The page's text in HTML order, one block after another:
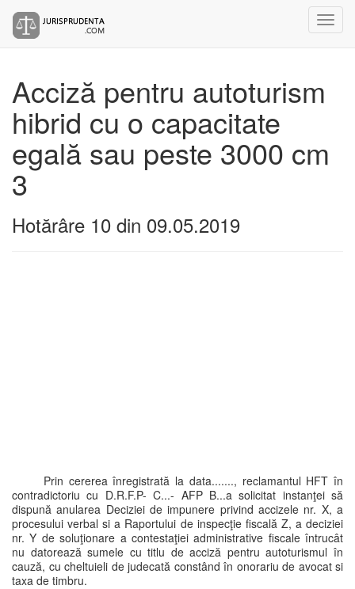
Acciză pentru autoturism
hibrid cu o capacitate
egală sau peste 3000 cm
3
Hotărâre 10 din 09.05.2019
Prin cererea înregistrată la data......., reclamantul HFT în
contradictoriu cu D.R.F.P- C...- AFP B...a solicitat instanţei să
dispună anularea Deciziei de impunere privind accizele nr. X, a
procesului verbal si a Raportului de inspecţie fiscală Z, a deciziei
nr. Y de soluţionare a contestaţiei administrative fiscale întrucât
nu datorează sumele cu titlu de acciză pentru autoturismul în
cauză, cu cheltuieli de judecată constând în onorariu de avocat si
taxa de timbru.